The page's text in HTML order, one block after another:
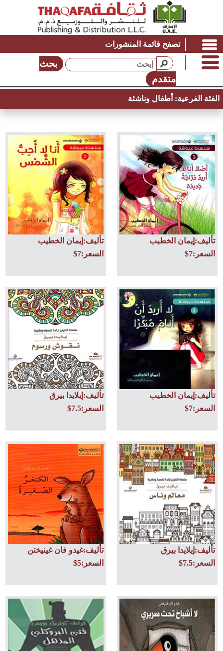
تصفح قائمة المنشورات
بحث
متقدم
الفئة الفرعية: أطفال وناشئة
تأليف:إيمان الخطيب
السعر:7$
تأليف:إيمان الخطيب
السعر:7$
تأليف:إيمان الخطيب
السعر:7$
تأليف:إيلايدا بيرق
السعر:7.5$
تأليف:إيلايدا بيرق
السعر:7.5$
تأليف:غيدو فان غينيختن
السعر:5$